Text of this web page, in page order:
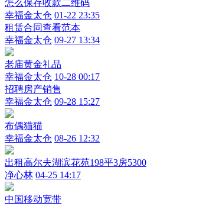
怎么保存收款二维码
幸福金太仓 01-22 23:35
租赁合同查看范本
幸福金太仓 09-27 13:34
老庙黄金礼品
幸福金太仓 10-28 00:17
招聘房产销售
幸福金太仓 09-28 15:27
布偶猫猫
幸福金太仓 08-26 12:32
出租高尔夫湖滨花苑198平3房5300
净心林 04-25 14:17
中国移动宽带